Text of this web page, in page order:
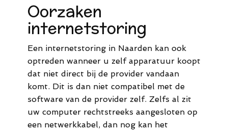
Oorzaken
internetstoring
Een internetstoring in Naarden kan ook
optreden wanneer u zelf apparatuur koopt
dat niet direct bij de provider vandaan
komt. Dit is dan niet compatibel met de
software van de provider zelf. Zelfs al zit
uw computer rechtstreeks aangesloten op
een netwerkkabel, dan nog kan het